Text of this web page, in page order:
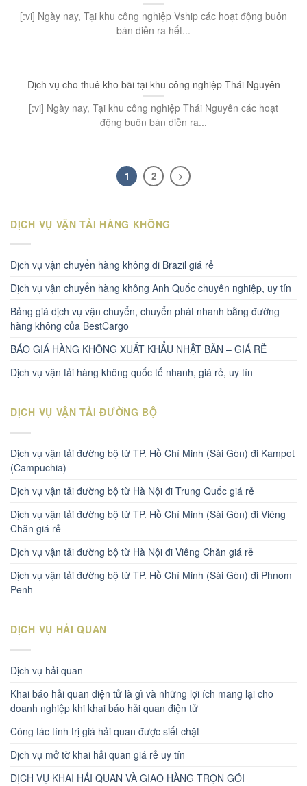
[:vi] Ngày nay, Tại khu công nghiệp Vship các hoạt động buôn
bán diễn ra hết...
Dịch vụ cho thuê kho bãi tại khu công nghiệp Thái Nguyên
[:vi] Ngày nay, Tại khu công nghiệp Thái Nguyên các hoạt
động buôn bán diễn ra...
1 2
DỊCH VỤ VẬN TẢI HÀNG KHÔNG
Dịch vụ vận chuyển hàng không đi Brazil giá rẻ
Dịch vụ vận chuyển hàng không Anh Quốc chuyên nghiệp, uy tín
Bảng giá dịch vụ vận chuyển, chuyển phát nhanh bằng đường
hàng không của BestCargo
BÁO GIÁ HÀNG KHÔNG XUẤT KHẨU NHẬT BẢN – GIÁ RẺ
Dịch vụ vận tải hàng không quốc tế nhanh, giá rẻ, uy tín
DỊCH VỤ VẬN TẢI ĐƯỜNG BỘ
Dịch vụ vận tải đường bộ từ TP. Hồ Chí Minh (Sài Gòn) đi Kampot
(Campuchia)
Dịch vụ vận tải đường bộ từ Hà Nội đi Trung Quốc giá rẻ
Dịch vụ vận tải đường bộ từ TP. Hồ Chí Minh (Sài Gòn) đi Viêng
Chăn giá rẻ
Dịch vụ vận tải đường bộ từ Hà Nội đi Viêng Chăn giá rẻ
Dịch vụ vận tải đường bộ từ TP. Hồ Chí Minh (Sài Gòn) đi Phnom
Penh
DỊCH VỤ HẢI QUAN
Dịch vụ hải quan
Khai báo hải quan điện tử là gì và những lợi ích mang lại cho
doanh nghiệp khi khai báo hải quan điện tử
Công tác tính trị giá hải quan được siết chặt
Dịch vụ mở tờ khai hải quan giá rẻ uy tín
DỊCH VỤ KHAI HẢI QUAN VÀ GIAO HÀNG TRỌN GÓI